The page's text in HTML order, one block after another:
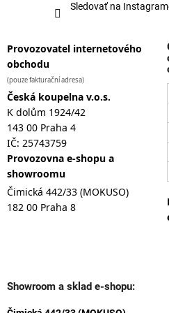
Sledovať na
Provozovatel internetového
obchodu
(pouze fakturační adresa)
Česká koupelna v.o.s.
K dolům 1924/42
143 00 Praha 4
IČ: 25743759
Provozovna e-shopu a
showroomu
Čimická 442/33 (MOKUSO)
182 00 Praha 8
Showroom a sklad e-shopu: